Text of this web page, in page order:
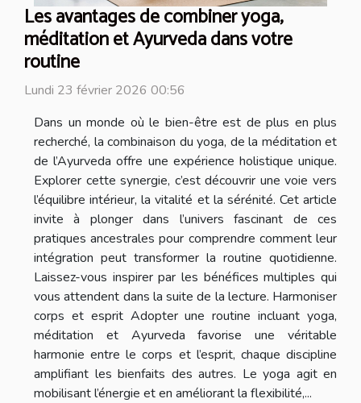
Les avantages de combiner yoga,
méditation et Ayurveda dans votre
routine
Lundi 23 février 2026 00:56
Dans un monde où le bien-être est de plus en plus
recherché, la combinaison du yoga, de la méditation et
de l’Ayurveda offre une expérience holistique unique.
Explorer cette synergie, c’est découvrir une voie vers
l’équilibre intérieur, la vitalité et la sérénité. Cet article
invite à plonger dans l’univers fascinant de ces
pratiques ancestrales pour comprendre comment leur
intégration peut transformer la routine quotidienne.
Laissez-vous inspirer par les bénéfices multiples qui
vous attendent dans la suite de la lecture. Harmoniser
corps et esprit Adopter une routine incluant yoga,
méditation et Ayurveda favorise une véritable
harmonie entre le corps et l’esprit, chaque discipline
amplifiant les bienfaits des autres. Le yoga agit en
mobilisant l’énergie et en améliorant la flexibilité,...